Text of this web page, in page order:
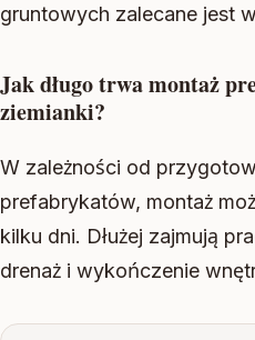
gruntowych zalecane jest
Jak długo trwa montaż
ziemianki?
W zależności od
prefabrykatów, montaż
kilku dni. Dłużej zajmują
drenaż i wykończenie